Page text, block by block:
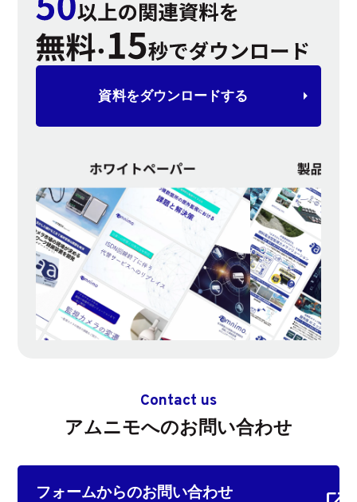
資料をダウンロードする
Contact us
アムニモへのお問い合わせ
フォームからのお問い合わせ